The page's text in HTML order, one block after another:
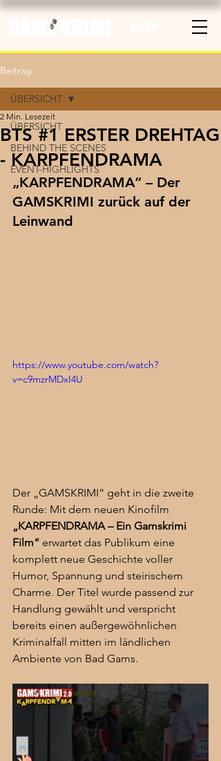
Beitrag
ÜBERSICHT
BEHIND THE SCENES
EVENT-HIGHLIGHTS
ÜBERSICHT
BTS #1 ERSTER DREHTAG
- KARPFENDRAMA
2 Min. Lesezeit
„KARPFENDRAMA“ – Der
GAMSKRIMI zurück auf der
Leinwand
https://www.youtube.com/watch?
v=c9mzrMDxI4U
Der „GAMSKRIMI“ geht in die zweite
Runde: Mit dem neuen Kinofilm
„KARPFENDRAMA – Ein Gamskrimi
Film“ erwartet das Publikum eine
komplett neue Geschichte voller
Humor, Spannung und steirischem
Charme. Der Titel wurde passend zur
Handlung gewählt und verspricht
bereits einen außergewöhnlichen
Kriminalfall mitten im ländlichen
Ambiente von Bad Gams.